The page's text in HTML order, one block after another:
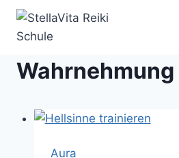
Zum
springen
Wahrnehmung
Aura